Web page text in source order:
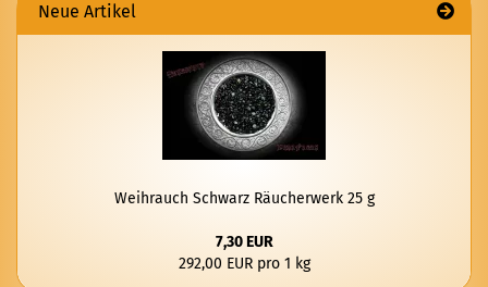
Neue Artikel
Weih­rauch Schwarz Räu­cher­werk 25 g
7,30 EUR
292,00 EUR pro 1 kg